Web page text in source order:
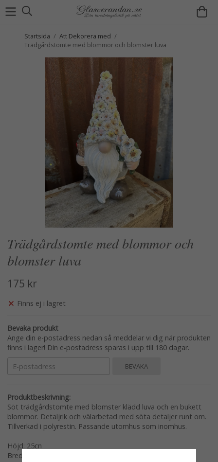
Startsida / Att Dekorera med /
Trädgårdstomte med blommor och blomster luva
Trädgårdstomte med blommor och
blomster luva
175 kr
Finns ej i lagret
Bevaka produkt
Ange din e-postadress nedan så meddelar vi dig när produkten
finns i lager! Din e-postadress sparas i upp till 180 dagar.
BEVAKA
Produktbeskrivning:
Söt trädgårdstomte med blomster klädd luva och en bukett
blommor. Detaljrik och välarbetad med söta detaljer runt om.
Tillverkad i polyrestin. Passande utomhus som inomhus.
Höjd: 25cn
Bredd: 17cm